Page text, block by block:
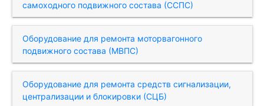
самоходного подвижного состава (ССПС)
Оборудование для ремонта моторвагонного
подвижного состава (МВПС)
Оборудование для ремонта средств сигнализации,
централизации и блокировки (СЦБ)